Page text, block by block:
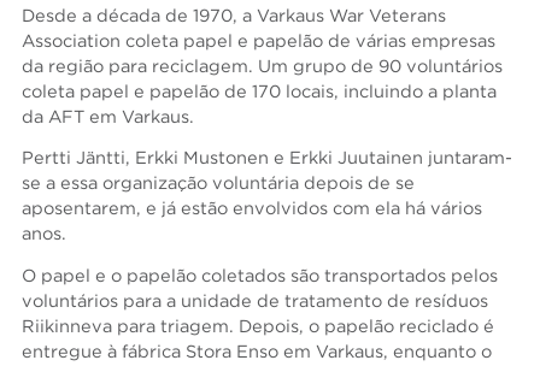
Desde a década de 1970, a Varkaus War Veterans
Association coleta papel e papelão de várias empresas
da região para reciclagem. Um grupo de 90 voluntários
coleta papel e papelão de 170 locais, incluindo a planta
da AFT em Varkaus.
Pertti Jäntti, Erkki Mustonen e Erkki Juutainen juntaram-
se a essa organização voluntária depois de se
aposentarem, e já estão envolvidos com ela há vários
anos.
O papel e o papelão coletados são transportados pelos
voluntários para a unidade de tratamento de resíduos
Riikinneva para triagem. Depois, o papelão reciclado é
entregue à fábrica Stora Enso em Varkaus, enquanto o